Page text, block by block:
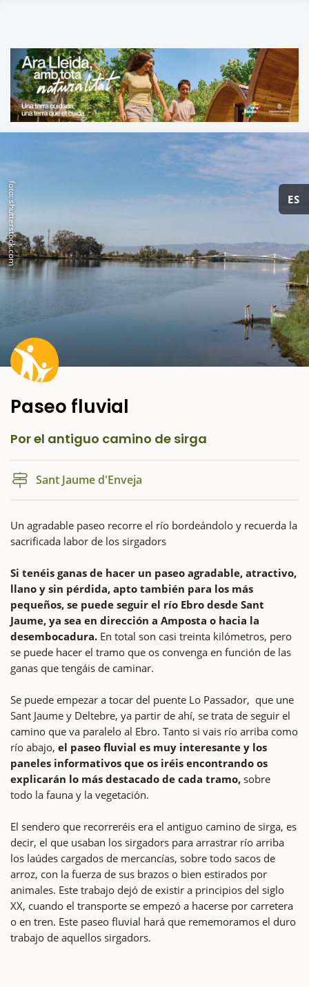
ES
Paseo fluvial
foto: shutterstock.com
Por el antiguo camino de sirga
Sant Jaume d'Enveja
Un agradable paseo recorre el río bordeándolo y recuerda la
sacrificada labor de los sirgadors
Si tenéis ganas de hacer un paseo agradable, atractivo,
llano y sin pérdida, apto también para los más
pequeños, se puede seguir el río Ebro desde Sant
Jaume, ya sea en dirección a Amposta o hacia la
desembocadura. En total son casi treinta kilómetros, pero
se puede hacer el tramo que os convenga en función de las
ganas que tengáis de caminar.
Se puede empezar a tocar del puente Lo Passador, que une
Sant Jaume y Deltebre, ya partir de ahí, se trata de seguir el
camino que va paralelo al Ebro. Tanto si vais río arriba como
río abajo, el paseo fluvial es muy interesante y los
paneles informativos que os iréis encontrando os
explicarán lo más destacado de cada tramo, sobre
todo la fauna y la vegetación.
El sendero que recorreréis era el antiguo camino de sirga, es
decir, el que usaban los sirgadors para arrastrar río arriba
los laúdes cargados de mercancías, sobre todo sacos de
arroz, con la fuerza de sus brazos o bien estirados por
animales. Este trabajo dejó de existir a principios del siglo
XX, cuando el transporte se empezó a hacerse por carretera
o en tren. Este paseo fluvial hará que rememoramos el duro
trabajo de aquellos sirgadors.